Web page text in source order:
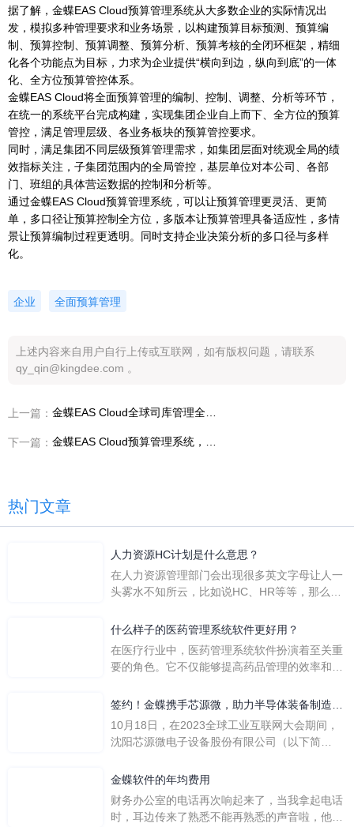
据了解，金蝶EAS Cloud预算管理系统从大多数企业的实际情况出
发，模拟多种管理要求和业务场景，以构建预算目标预测、预算编
制、预算控制、预算调整、预算分析、预算考核的全闭环框架，精细
化各个功能点为目标，力求为企业提供“横向到边，纵向到底”的一体
化、全方位预算管控体系。
金蝶EAS Cloud将全面预算管理的编制、控制、调整、分析等环节，
在统一的系统平台完成构建，实现集团企业自上而下、全方位的预算
管控，满足管理层级、各业务板块的预算管控要求。
同时，满足集团不同层级预算管理需求，如集团层面对统观全局的绩
效指标关注，子集团范围内的全局管控，基层单位对本公司、各部
门、班组的具体营运数据的控制和分析等。
通过金蝶EAS Cloud预算管理系统，可以让预算管理更灵活、更简
单，多口径让预算控制全方位，多版本让预算管理具备适应性，多情
景让预算编制过程更透明。同时支持企业决策分析的多口径与多样
化。
企业 全面预算管理
上述内容来自用户自行上传或互联网，如有版权问题，请联系
qy_qin@kingdee.com 。
上一篇：
下一篇：
热门文章
人力资源HC计划是什么意思？
在人力资源管理部门会出现很多英文字母让人一
头雾水不知所云，比如说HC、HR等等，那么它
么呢？
什么样子的医药管理系统软件更好用？
在医疗行业中，医药管理系统软件扮演着至关重
要的角色。它不仅能够提高药品管理的效率和准
一个好用的医药管理系统软件应具备以下特点。
地进行操作。 复杂的
签约！金蝶携手芯源微，助力半导体装备制造领
先企业迈向世界
10月18日，在2023全球工业互联网大会期间，
沈阳芯源微电子设备股份有限公司（以下简
下简称“金蝶”）在辽宁沈阳签署战略合作协议。
营管控平台，从而实现公司产研一体化、业财一
体化，提升公司整体业务水平。
金蝶软件的年均费用
财务办公室的电话再次响起来了，当我拿起电话
时，耳边传来了熟悉不能再熟悉的声音啦，他就